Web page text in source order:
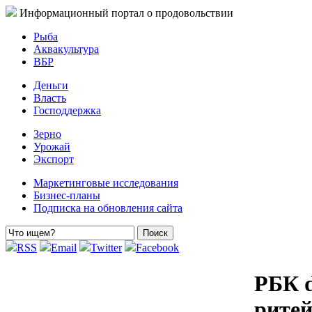
Информационный портал о продовольствии
Рыба
Аквакультура
ВБР
Деньги
Власть
Господдержка
Зерно
Урожай
Экспорт
Маркетинговые исследования
Бизнес-планы
Подписка на обновления сайта
RSS Email Twitter Facebook
РБК